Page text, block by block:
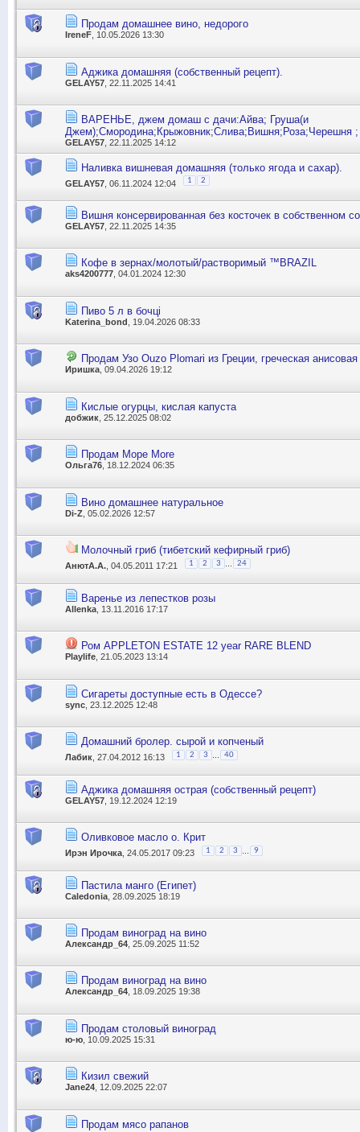
Продам домашнее вино, недорого
IreneF , 10.05.2026 13:30
Аджика домашняя (собственный рецепт).
GELAY57 , 22.11.2025 14:41
ВАРЕНЬЕ, джем домаш с дачи:Айва; Груша(и
Джем);Смородина;Крыжовник;Слива;Вишня;Роза;Черешня ;
GELAY57 , 22.11.2025 14:12
Наливка вишневая домашняя (только ягода и сахар).
GELAY57 , 06.11.2024 12:04 1 2
Вишня консервированная без косточек в собственном
GELAY57 , 22.11.2025 14:35
Кофе в зернах/молотый/растворимый ™BRAZIL
aks4200777, 04.01.2024 12:30
Пиво 5 л в бочці
Katerina_bond , 19.04.2026 08:33
Продам Узо Ouzo Plomari из Греции, греческая
Иришка , 09.04.2026 19:12
Кислые огурцы, кислая капуста
добжик , 25.12.2025 08:02
Продам Море Мore
Ольга76 , 18.12.2024 06:35
Вино домашнее натуральное
Di-Z , 05.02.2026 12:57
Молочный гриб (тибетский кефирный гриб)
АнютА.А. , 04.05.2011 17:21 1 2 3 24
Варенье из лепестков розы
Allenka , 13.11.2016 17:17
Ром APPLETON ESTATE 12 year RARE BLEND
Playlife , 21.05.2023 13:14
Сигареты доступные есть в Одессе?
sync , 23.12.2025 12:48
Домашний бролер. сырой и копченый
Лабик , 27.04.2012 16:13 1 2 3 40
Аджика домашняя острая (собственный рецепт)
GELAY57 , 19.12.2024 12:19
Оливковое масло о. Крит
Ирэн Ирочка , 24.05.2017 09:23 1 2 3 9
Пастила манго (Египет)
Caledonia , 28.09.2025 18:19
Продам виноград на вино
Александр_64 , 25.09.2025 11:52
Продам виноград на вино
Александр_64, 18.09.2025 19:38
Продам столовый виноград
ю-ю , 10.09.2025 15:31
Кизил свежий
Jane24, 12.09.2025 22:07
Продам мясо рапанов